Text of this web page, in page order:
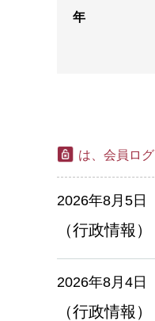
年
は、会員ロ
2026年8月5日
（行政情報
2026年8月4日
（行政情報